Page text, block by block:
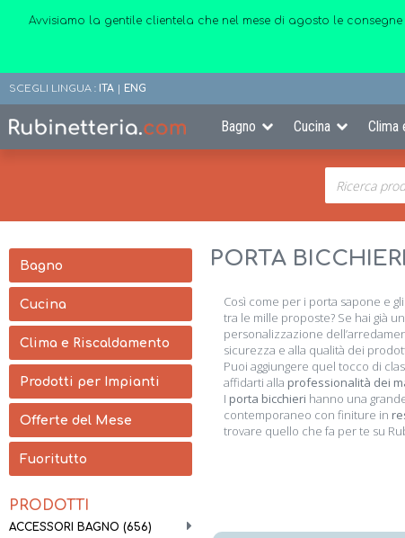
Avvisiamo la gentile clientela che nel mese di agosto le
SCEGLI LINGUA : ITA | ENG
Bagno Cucina Clima
Bagno
Cucina
Clima e Riscaldamento
Prodotti per Impianti
Offerte del Mese
Fuoritutto
PRODOTTI
ACCESSORI BAGNO (656)
PORTA
Così come per i porta sapone e
tra le mille proposte? Se hai già
personalizzazione
sicurezza e alla qualità dei
Puoi aggiungere quel tocco di
affidarti alla professionalità dei
I porta bicchieri hanno una
contemporaneo con finiture in
trovare quello che fa per te su